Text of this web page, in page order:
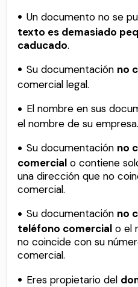
Un documento no se
texto es demasiado
caducado.
Su documentación no
comercial legal.
El nombre en sus
el nombre de su empresa.
Su documentación no
comercial o contiene
una dirección que no
comercial.
Su documentación no
teléfono comercial o el
no coincide con su
comercial.
Eres propietario del